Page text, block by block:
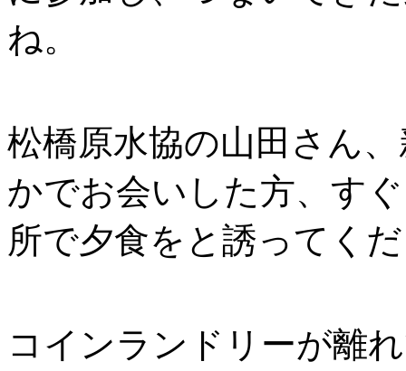
ね。
松橋原水協の山田さん
かでお会いした方、す
所で夕食をと誘ってく
コインランドリーが離